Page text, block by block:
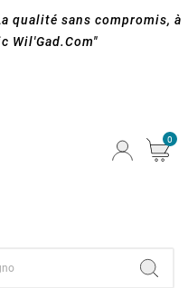
qualité sans compromis, à
Wil'Gad.Com"
0